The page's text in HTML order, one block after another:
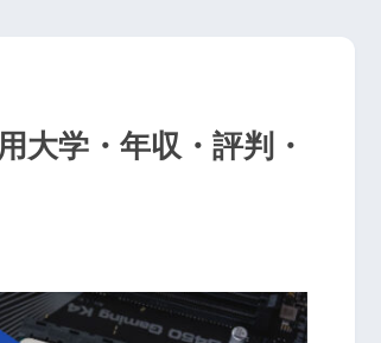
大学・年収・評判・